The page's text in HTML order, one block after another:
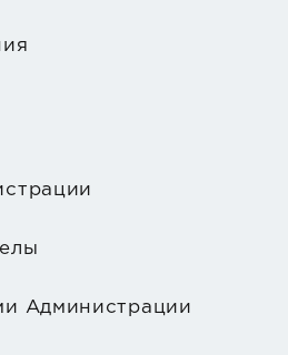
Администрации